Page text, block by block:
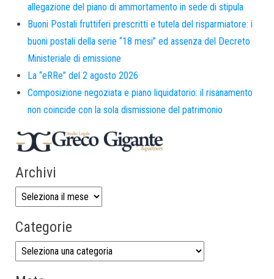
allegazione del piano di ammortamento in sede di stipula
Buoni Postali fruttiferi prescritti e tutela del risparmiatore: i
buoni postali della serie “18 mesi” ed assenza del Decreto
Ministeriale di emissione
La “eRRe” del 2 agosto 2026
Composizione negoziata e piano liquidatorio: il risanamento
non coincide con la sola dismissione del patrimonio
Archivi
Categorie